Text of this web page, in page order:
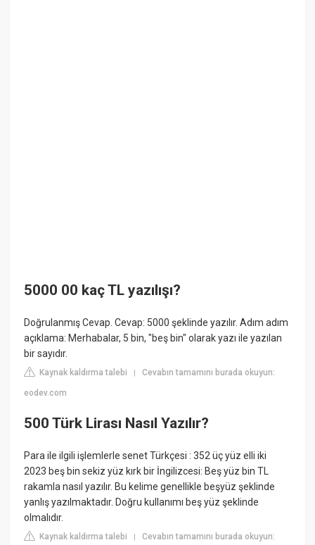
5000 00 kaç TL yazılışı?
Doğrulanmış Cevap. Cevap: 5000 şeklinde yazılır. Adım adım
açıklama: Merhabalar, 5 bin, "beş bin" olarak yazı ile yazılan
bir sayıdır.
Kaynak kaldırma talebi |Cevabın tamamını burada okuyun:
eodev.com
500 Türk Lirası Nasıl Yazılır?
Para ile ilgili işlemlerle senet Türkçesi : 352 üç yüz elli iki
2023 beş bin sekiz yüz kırk bir İngilizcesi: Beş yüz bin TL
rakamla nasıl yazılır. Bu kelime genellikle beşyüz şeklinde
yanlış yazılmaktadır. Doğru kullanımı beş yüz şeklinde
olmalıdır.
Kaynak kaldırma talebi |Cevabın tamamını burada okuyun: